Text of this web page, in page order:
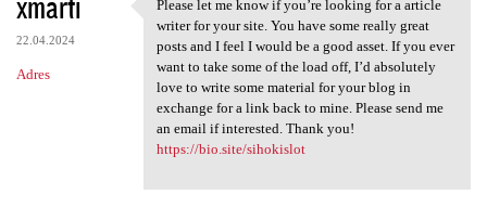
o
m
e
22.04.2024
Adres
Please let me know if you’re
Please let me know if you’re looking for a article
writer for your site. You have some really great
posts and I feel I would be a good asset. If you ever
want to take some of the load off, I’d absolutely
love to write some material for your blog in
exchange for a link back to mine. Please send me
an email if interested. Thank you!
https://bio.site/sihokislot